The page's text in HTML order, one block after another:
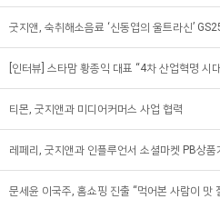
굿지앤, 숙취해소음료 ‘신동엽의 울트라신’
[인터뷰] 스타맘 황종익 대표 “4차 산업혁명 시
티몬, 굿지앤과 미디어커머스 사업 협력
레페리, 굿지앤과 인플루언서 소셜마켓 PB상품
문세윤 이국주, 홈쇼핑 진출 “먹어본 사람이 맛